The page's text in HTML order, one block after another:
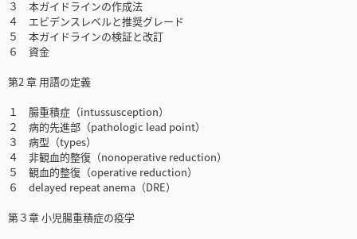
３ 本ガイドラインの作成法
４ エビデンスレベルと推奨グレード
５ 本ガイドラインの検証と改訂
６ 資金
第2 章 用語の定義
１ 腸重積症（intussusception）
２ 病的先進部（pathologic lead point）
３ 病型（types）
４ 非観血的整復（nonoperative reduction）
５ 観血的整復（operative reduction）
６ delayed repeat anema（DRE）
第３章 小児腸重積症の疫学